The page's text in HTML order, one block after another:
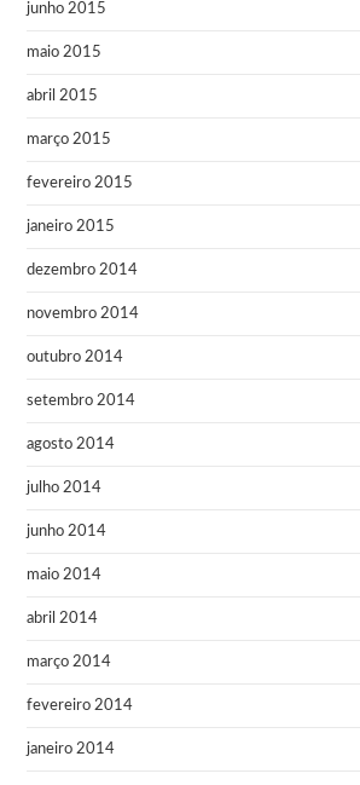
junho 2015
maio 2015
abril 2015
março 2015
fevereiro 2015
janeiro 2015
dezembro 2014
novembro 2014
outubro 2014
setembro 2014
agosto 2014
julho 2014
junho 2014
maio 2014
abril 2014
março 2014
fevereiro 2014
janeiro 2014